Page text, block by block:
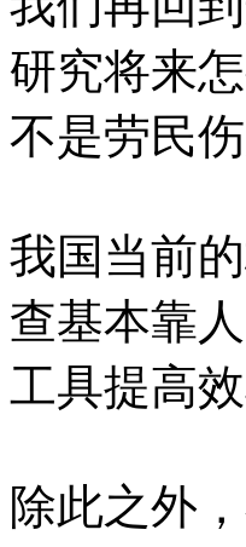
研究将来
不是劳民
我国当前
查基本靠
工具提高
除此之外